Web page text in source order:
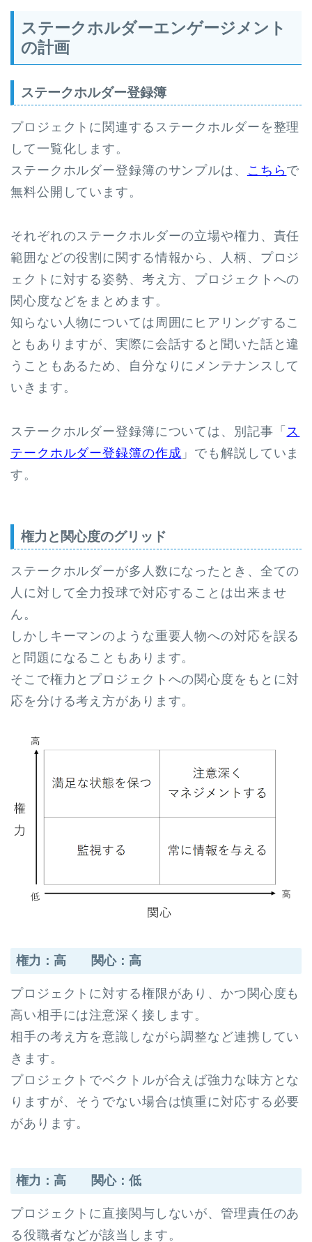
ステークホルダーエンゲージメント
の計画
ステークホルダー登録簿
プロジェクトに関連するステークホルダーを整理
して一覧化します。
ステークホルダー登録簿のサンプルは、
こちら で
無料公開しています。
それぞれのステークホルダーの立場や権力、責任
範囲などの役割に関する情報から、人柄、プロジ
ェクトに対する姿勢、考え方、プロジェクトへの
関心度などをまとめます。
知らない人物については周囲にヒアリングするこ
ともありますが、実際に会話すると聞いた話と違
うこともあるため、自分なりにメンテナンスして
いきます。
ステークホルダー登録簿については、別記事「 ス
テークホルダー登録簿の作成 」でも解説していま
す。
権力と関心度のグリッド
ステークホルダーが多人数になったとき、全ての
人に対して全力投球で対応することは出来ませ
ん。
しかしキーマンのような重要人物への対応を誤る
と問題になることもあります。
そこで権力とプロジェクトへの関心度をもとに対
応を分ける考え方があります。
権力：高 関心：高
プロジェクトに対する権限があり、かつ関心度も
高い相手には注意深く接します。
相手の考え方を意識しながら調整など連携してい
きます。
プロジェクトでベクトルが合えば強力な味方とな
りますが、そうでない場合は慎重に対応する必要
があります。
権力：高 関心：低
プロジェクトに直接関与しないが、管理責任のあ
る役職者などが該当します。